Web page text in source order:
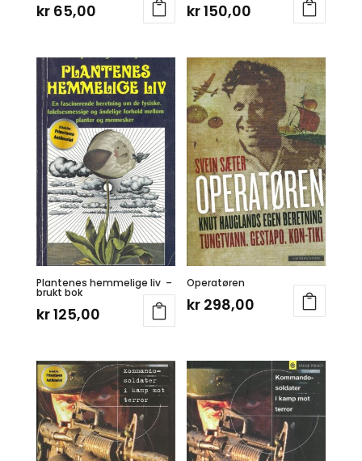
kr65,00 kr150,00
Plantenes hemmelige liv –
brukt bok
kr125,00
Operatøren
kr 298,00